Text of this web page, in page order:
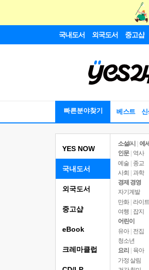
국내도서 외국도서 중고샵
빠른분야찾기 베스트 신
YES NOW
국내도서
소설/시
에
인문
역사
예술 | 종교
사회 | 과학
경제 경영
자기계발
만화 | 라이
여행
잡지
어린이
유아 | 전집
청소년
요리
육아
가정 살림
외국도서
중고샵
eBook
크레마클럽